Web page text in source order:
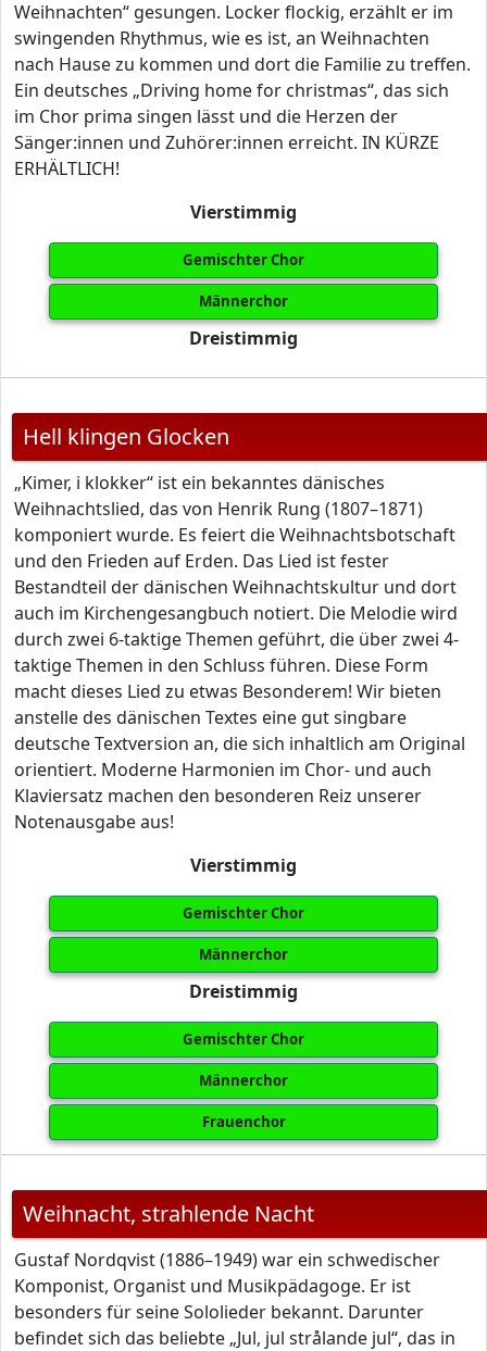
Weihnachten“ gesungen. Locker flockig, erzählt er im
swingenden Rhythmus, wie es ist, an Weihnachten
nach Hause zu kommen und dort die Familie zu treffen.
Ein deutsches „Driving home for christmas“, das sich
im Chor prima singen lässt und die Herzen der
Sänger:innen und Zuhörer:innen erreicht. IN KÜRZE
ERHÄLTLICH!
Vierstimmig
Gemischter Chor
Männerchor
Dreistimmig
Hell klingen Glocken
„Kimer, i klokker“ ist ein bekanntes dänisches
Weihnachtslied, das von Henrik Rung (1807–1871)
komponiert wurde. Es feiert die Weihnachtsbotschaft
und den Frieden auf Erden. Das Lied ist fester
Bestandteil der dänischen Weihnachtskultur und dort
auch im Kirchengesangbuch notiert. Die Melodie wird
durch zwei 6-taktige Themen geführt, die über zwei 4-
taktige Themen in den Schluss führen. Diese Form
macht dieses Lied zu etwas Besonderem! Wir bieten
anstelle des dänischen Textes eine gut singbare
deutsche Textversion an, die sich inhaltlich am Original
orientiert. Moderne Harmonien im Chor- und auch
Klaviersatz machen den besonderen Reiz unserer
Notenausgabe aus!
Vierstimmig
Gemischter Chor
Männerchor
Dreistimmig
Gemischter Chor
Männerchor
Frauenchor
Weihnacht, strahlende Nacht
Gustaf Nordqvist (1886–1949) war ein schwedischer
Komponist, Organist und Musikpädagoge. Er ist
besonders für seine Sololieder bekannt. Darunter
befindet sich das beliebte „Jul, jul strålande jul“, das in